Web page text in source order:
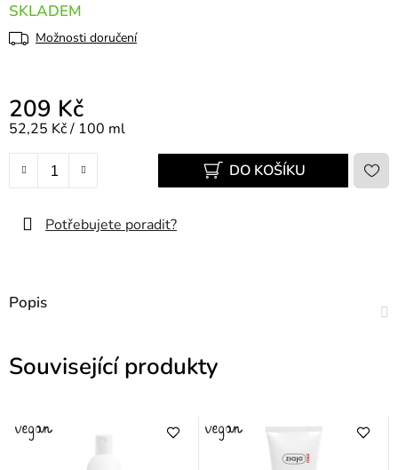
SKLADEM
Možnosti doručení
209 Kč
Měrná cena:
52,25 Kč / 100 ml
DO KOŠÍKU
Potřebujete poradit?
Popis
Související produkty